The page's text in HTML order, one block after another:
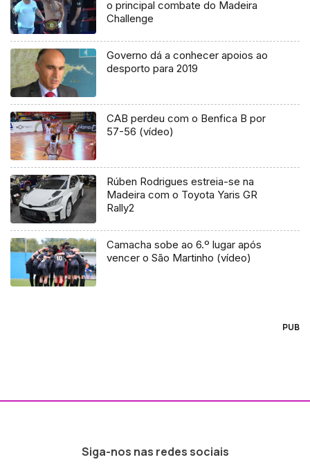
o principal combate do Madeira
Challenge
Governo dá a conhecer apoios ao
desporto para 2019
CAB perdeu com o Benfica B por
57-56 (vídeo)
Rúben Rodrigues estreia-se na
Madeira com o Toyota Yaris GR
Rally2
Camacha sobe ao 6.º lugar após
vencer o São Martinho (vídeo)
PUB
Siga-nos nas redes sociais